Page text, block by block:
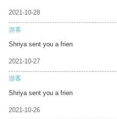
2021-10-28
游客
Shriya sent you a frien
2021-10-27
游客
Shriya sent you a frien
2021-10-26